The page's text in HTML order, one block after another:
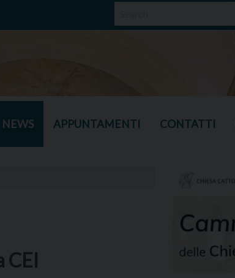
NEWS APPUNTAMENTI CONTATTI
CEI